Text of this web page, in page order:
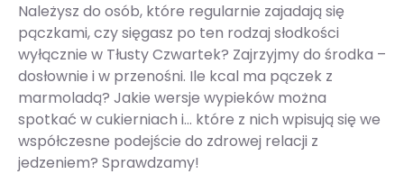
Należysz do osób, które regularnie zajadają się
pączkami, czy sięgasz po ten rodzaj słodkości
wyłącznie w Tłusty Czwartek? Zajrzyjmy do środka –
dosłownie i w przenośni. Ile kcal ma pączek z
marmoladą? Jakie wersje wypieków można
spotkać w cukierniach i... które z nich wpisują się we
współczesne podejście do zdrowej relacji z
jedzeniem? Sprawdzamy!